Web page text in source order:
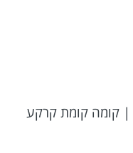
| קומה קומת קרקע